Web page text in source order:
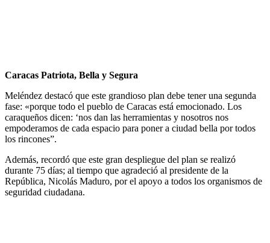
Caracas Patriota, Bella y Segura
Meléndez destacó que este grandioso plan debe tener una segunda
fase: «porque todo el pueblo de Caracas está emocionado. Los
caraqueños dicen: ‘nos dan las herramientas y nosotros nos
empoderamos de cada espacio para poner a ciudad bella por todos
los rincones”.
Además, recordó que este gran despliegue del plan se realizó
durante 75 días; al tiempo que agradeció al presidente de la
República, Nicolás Maduro, por el apoyo a todos los organismos de
seguridad ciudadana.